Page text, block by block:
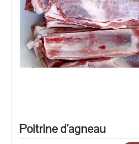
Poitrine d'agneau